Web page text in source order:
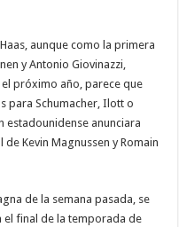
aunque como la primera
y Antonio Giovinazzi,
próximo año, parece que
para Schumacher, Ilott o
estadounidense anunciara
Kevin Magnussen y Romain
de la semana pasada, se
el final de la temporada de